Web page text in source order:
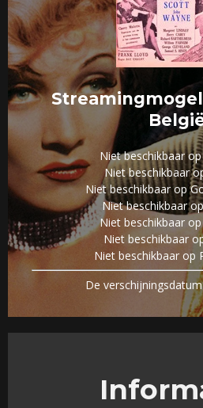
Niet beschikbaar
Niet beschikbaar
Niet beschikbaar op
Niet beschikbaar
Niet beschikbaar op
Niet beschikbaar
Niet beschikbaar op
De